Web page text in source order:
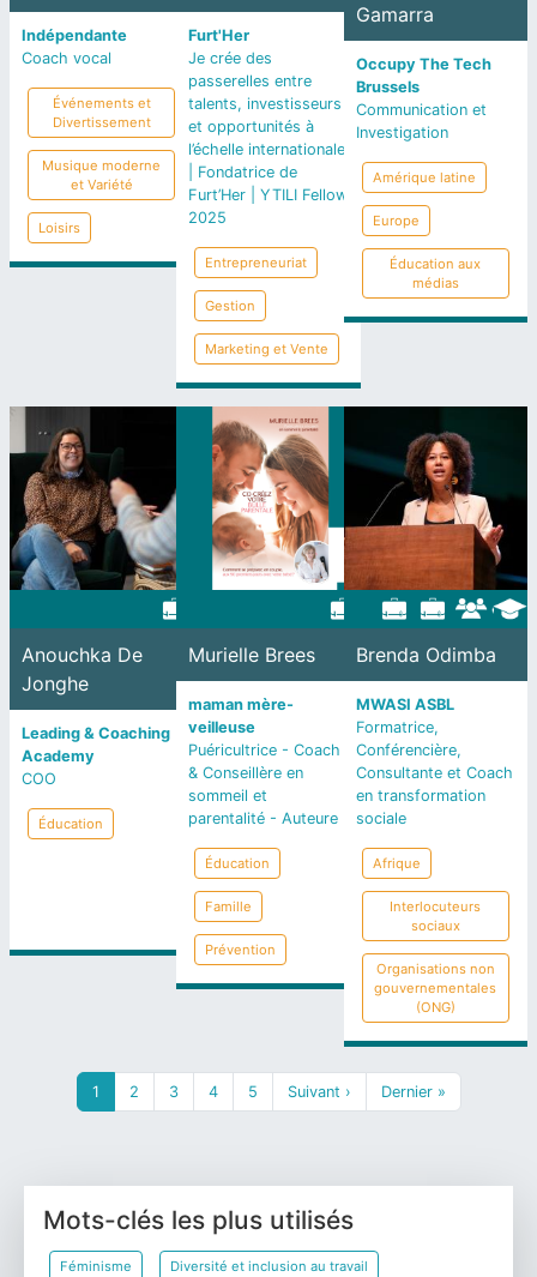
Indépendante
Coach vocal
Événements et
Divertissement
Musique moderne
et Variété
Loisirs
Furt'Her
Je crée des
passerelles entre
talents, investisseurs
et opportunités à
l’échelle internationale
| Fondatrice de
Furt’Her | YTILI Fellow
2025
Entrepreneuriat
Gestion
Marketing et Vente
Gamarra
Occupy The Tech
Brussels
Communication et
Investigation
Amérique latine
Europe
Éducation aux
médias
Anouchka De
Jonghe
Leading & Coaching
Academy
COO
Éducation
Murielle Brees
maman mère-
veilleuse
Puéricultrice - Coach
& Conseillère en
sommeil et
parentalité - Auteure
Éducation
Famille
Prévention
Brenda Odimba
MWASI ASBL
Formatrice,
Conférencière,
Consultante et Coach
en transformation
sociale
Afrique
Interlocuteurs
sociaux
Organisations non
gouvernementales
(ONG)
Pagination
Page courante
1 Page
2 Page
3 Page
4 Page
5 Page suivante
Suivant › Dernière page
Dernier »
Mots-clés les plus utilisés
Féminisme Diversité et inclusion au travail